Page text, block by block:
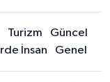
Turizm
Güncel
İnsan Genel